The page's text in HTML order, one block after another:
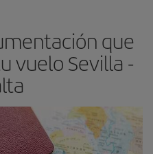
que
vuelo Sevilla -